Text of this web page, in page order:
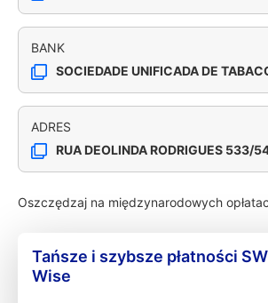
BANK
SOCIEDADE UNIFICADA DE
ADRES
RUA DEOLINDA RODRIGUES 533/
Oszczędzaj na międzynarodowych
Tańsze i szybsze płatności
Wise